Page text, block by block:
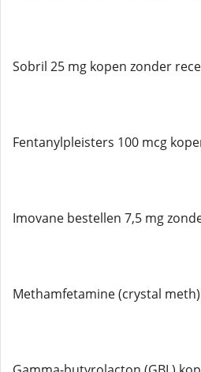
Sobril 25 mg kopen zonder
Fentanylpleisters 100 mcg
Imovane bestellen 7,5 mg
Methamfetamine (crystal